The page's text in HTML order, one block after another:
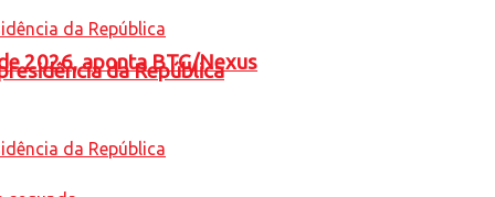
2026, aponta BTG/Nexus
da República